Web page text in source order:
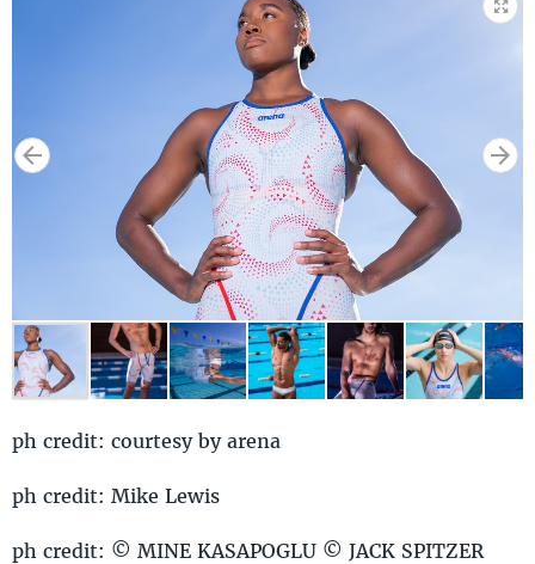
ph credit: courtesy by arena
ph credit: Mike Lewis
ph credit: © MINE KASAPOGLU © JACK SPITZER